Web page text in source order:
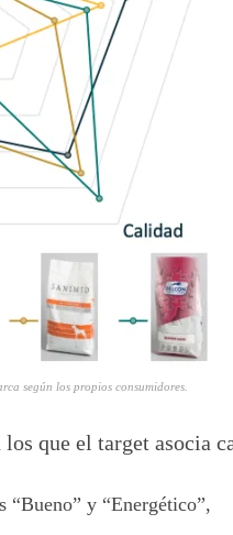
según los propios consumidores.
que el target asocia
“Bueno” y “Energético”,